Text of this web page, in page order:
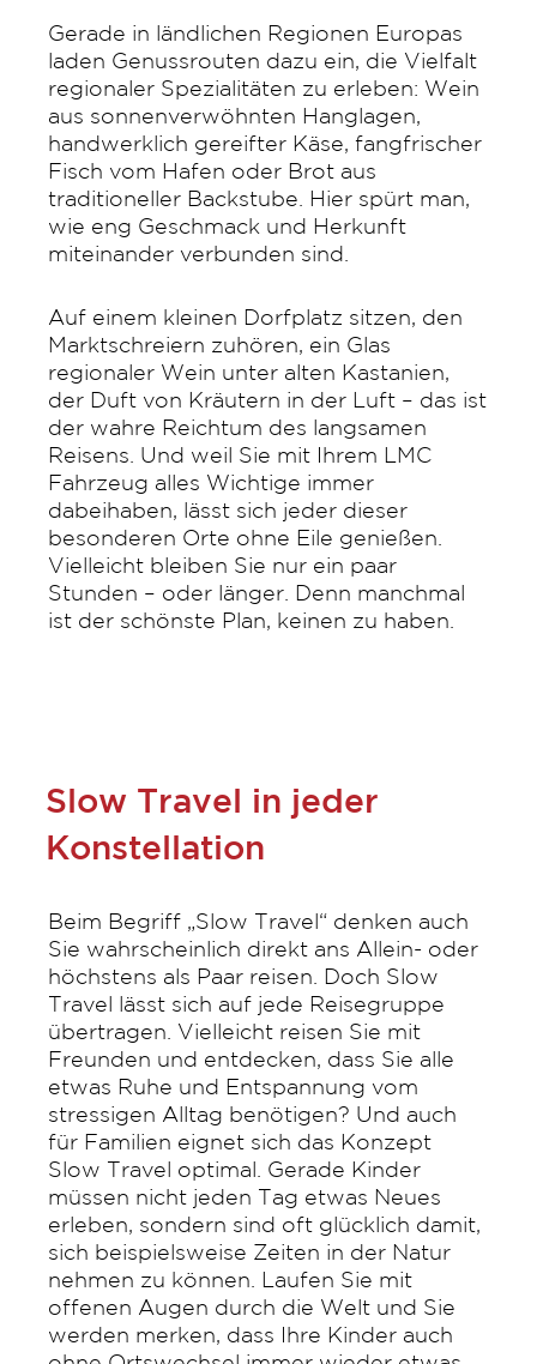
Gerade in ländlichen Regionen Europas
laden Genussrouten dazu ein, die Vielfalt
regionaler Spezialitäten zu erleben: Wein
aus sonnenverwöhnten Hanglagen,
handwerklich gereifter Käse, fangfrischer
Fisch vom Hafen oder Brot aus
traditioneller Backstube. Hier spürt man,
wie eng Geschmack und Herkunft
miteinander verbunden sind.
Auf einem kleinen Dorfplatz sitzen, den
Marktschreiern zuhören, ein Glas
regionaler Wein unter alten Kastanien,
der Duft von Kräutern in der Luft – das ist
der wahre Reichtum des langsamen
Reisens. Und weil Sie mit Ihrem LMC
Fahrzeug alles Wichtige immer
dabeihaben, lässt sich jeder dieser
besonderen Orte ohne Eile genießen.
Vielleicht bleiben Sie nur ein paar
Stunden – oder länger. Denn manchmal
ist der schönste Plan, keinen zu haben.
Slow Travel in jeder
Konstellation
Beim Begriff „Slow Travel“ denken auch
Sie wahrscheinlich direkt ans Allein- oder
höchstens als Paar reisen. Doch Slow
Travel lässt sich auf jede Reisegruppe
übertragen. Vielleicht reisen Sie mit
Freunden und entdecken, dass Sie alle
etwas Ruhe und Entspannung vom
stressigen Alltag benötigen? Und auch
für Familien eignet sich das Konzept
Slow Travel optimal. Gerade Kinder
müssen nicht jeden Tag etwas Neues
erleben, sondern sind oft glücklich damit,
sich beispielsweise Zeiten in der Natur
nehmen zu können. Laufen Sie mit
offenen Augen durch die Welt und Sie
werden merken, dass Ihre Kinder auch